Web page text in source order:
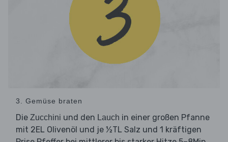
3. Gemüse braten
Die Zucchini und den Lauch in einer großen Pfanne
mit 2EL Olivenöl und je ½TL Salz und 1 kräftigen